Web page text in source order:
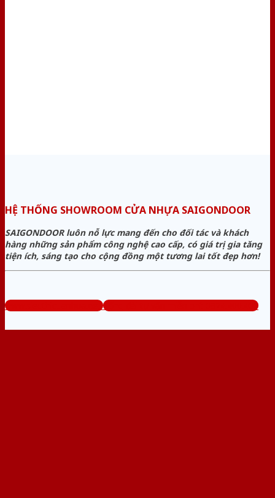
HỆ THỐNG SHOWROOM CỬA NHỰA SAIGONDOOR
SAIGONDOOR luôn nỗ lực mang đến cho đối tác và khách
hàng những sản phẩm công nghệ cao cấp, có giá trị gia tăng
tiện ích, sáng tạo cho cộng đồng một tương lai tốt đẹp hơn!
www.sieuthicuanhua.net Tổng đài tư vấn miễn phí: 0824.400.400